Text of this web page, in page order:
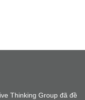
Thinking Group đã đề